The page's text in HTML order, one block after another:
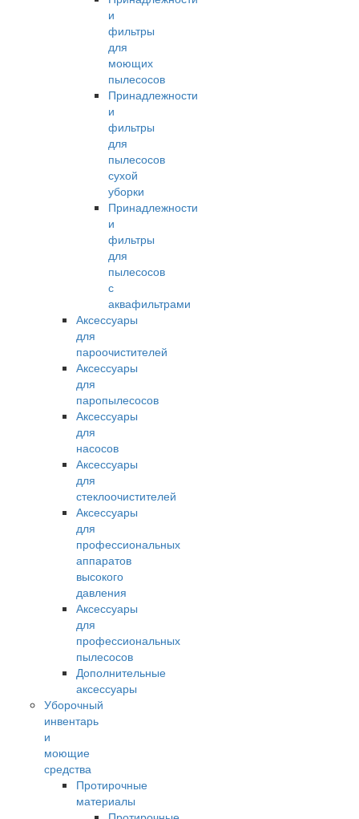
и
фильтры
для
моющих
пылесосов
Принадлежности
и
фильтры
для
пылесосов
сухой
уборки
Принадлежности
и
фильтры
для
пылесосов
с
аквафильтрами
Аксессуары
для
пароочистителей
Аксессуары
для
паропылесосов
Аксессуары
для
насосов
Аксессуары
для
стеклоочистителей
Аксессуары
для
профессиональных
аппаратов
высокого
давления
Аксессуары
для
профессиональных
пылесосов
Дополнительные
аксессуары
Уборочный
инвентарь
и
моющие
средства
Протирочные
материалы